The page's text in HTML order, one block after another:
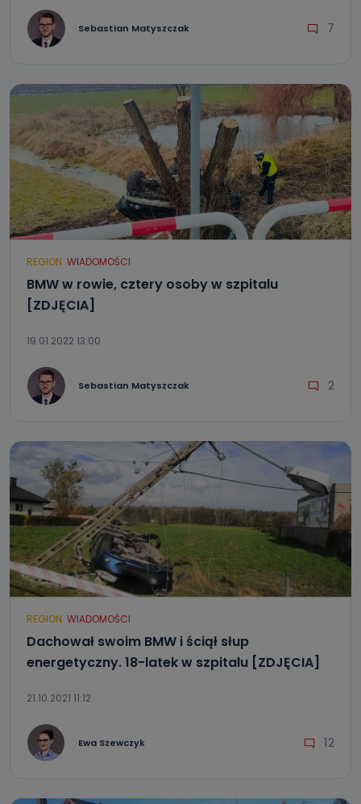
Sebastian Matyszczak 7
REGION WIADOMOŚCI
BMW w rowie, cztery osoby w szpitalu
[ZDJĘCIA]
19.01.2022 13:00
Sebastian Matyszczak 2
REGION WIADOMOŚCI
Dachował swoim BMW i ściął słup
energetyczny. 18-latek w szpitalu [ZDJĘCIA]
21.10.2021 11:12
Ewa Szewczyk 12